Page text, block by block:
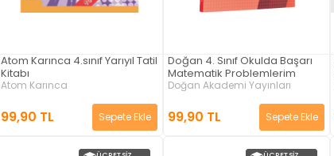
Atom Karınca 4.sınıf Yarıyıl Tatil
Kitabı
Atom Karınca
99,90 TL Sepete Ekle
Doğan 4. Sınıf Okulda Başarı
Matematik Problemlerim
Doğan Akademi Yayınları
99,90 TL Sepete Ekle